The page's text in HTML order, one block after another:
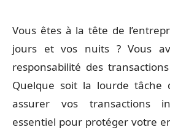
Vous êtes à la tête de
jours et vos nuits ? Vous
responsabilité des
Quelque soit la lourde tâche
assurer vos transactions
essentiel pour protéger votre